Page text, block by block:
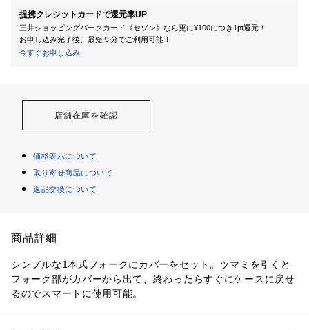
提携クレジットカードで還元率UP
三井ショッピングパークカード《セゾン》なら更に¥100につき1pt還元！
お申し込み完了後、最短５分でご利用可能！
今すぐお申し込み
店舗在庫を確認
価格表示について
取り寄せ商品について
返品交換について
商品詳細
シンプルな1本式フォークにカバーをセット。ツマミを引くと
フォーク部がカバーから出て、終わったらすぐにケースに戻せ
るのでスマートに使用可能。